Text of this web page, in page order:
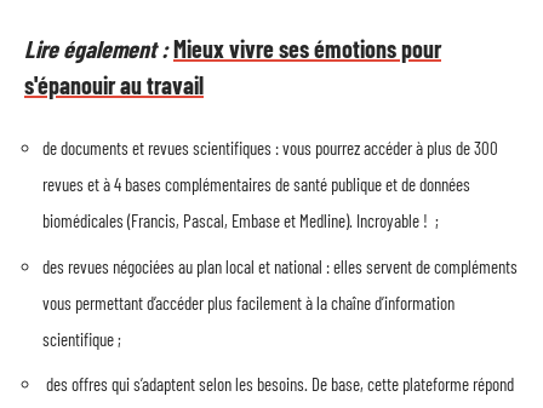
Lire également :Mieux vivre ses émotions pour
s'épanouir au travail
de documents et revues scientifiques : vous pourrez accéder à plus de 300
revues et à 4 bases complémentaires de santé publique et de données
biomédicales (Francis, Pascal, Embase et Medline). Incroyable ! ;
des revues négociées au plan local et national : elles servent de compléments
vous permettant d’accéder plus facilement à la chaîne d’information
scientifique ;
des offres qui s’adaptent selon les besoins. De base, cette plateforme répond